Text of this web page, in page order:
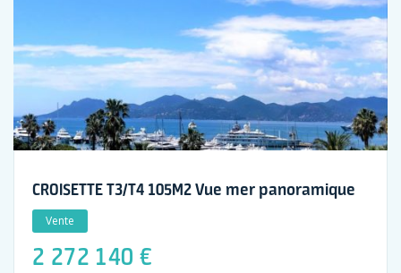
CROISETTE T3/T4 105M2 Vue mer panoramique
Vente
2 272 140 €